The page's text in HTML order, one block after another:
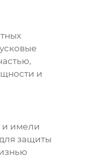
и
и имели
защиты